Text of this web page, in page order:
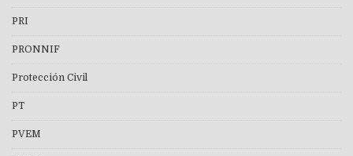
PRI
PRONNIF
Protección Civil
PT
PVEM